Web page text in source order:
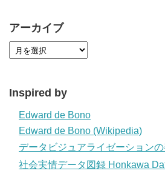
アーカイブ
Inspired by
Edward de Bono
Edward de Bono (Wikipedia)
データビジュアライゼーションの
社会実情データ図録 Honkawa